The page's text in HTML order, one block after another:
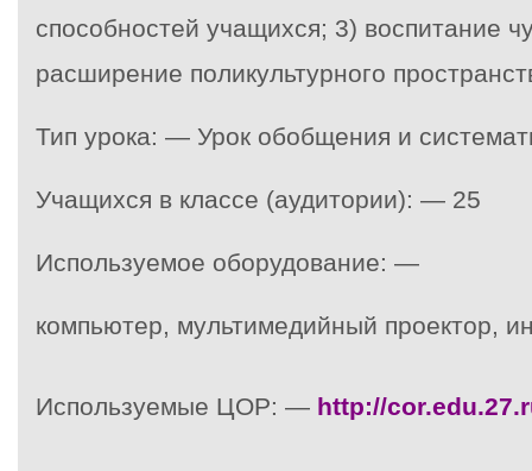
способностей учащихся; 3) воспитание
расширение поликультурного
Тип урока: — Урок обобщения и
Учащихся в классе (аудитории): — 25
Используемое оборудование: —
компьютер, мультимедийный проектор,
Используемые ЦОР: — http://cor.edu.27.